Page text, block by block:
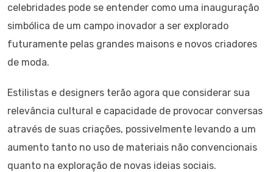
celebridades pode se entender como uma inauguração
simbólica de um campo inovador a ser explorado
futuramente pelas grandes maisons e novos criadores
de moda.
Estilistas e designers terão agora que considerar sua
relevância cultural e capacidade de provocar conversas
através de suas criações, possivelmente levando a um
aumento tanto no uso de materiais não convencionais
quanto na exploração de novas ideias sociais.